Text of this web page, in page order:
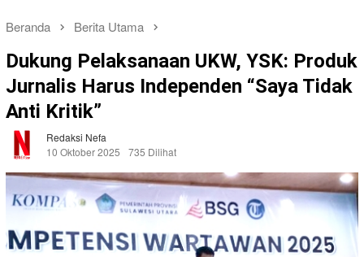
Beranda Berita Utama
Dukung Pelaksanaan UKW, YSK: Produk
Jurnalis Harus Independen “Saya Tidak
Anti Kritik”
Redaksi Nefa
10 Oktober 2025
735 Dilihat